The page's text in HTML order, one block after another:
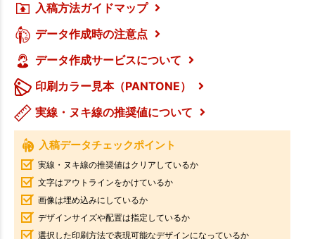
入稿方法ガイドマップ
データ作成時の注意点
データ作成サービスについて
印刷カラー見本（PANTONE）
実線・ヌキ線の推奨値について
入稿データチェックポイント
実線・ヌキ線の推奨値はクリアしているか
文字はアウトラインをかけているか
画像は埋め込みにしているか
デザインサイズや配置は指定しているか
選択した印刷方法で表現可能なデザインになっているか